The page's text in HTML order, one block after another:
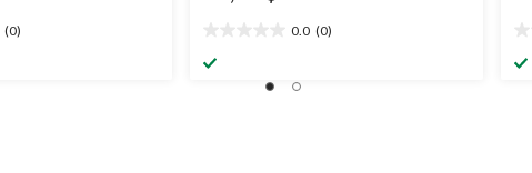
(0) 0.0 (0)
étoile(s)